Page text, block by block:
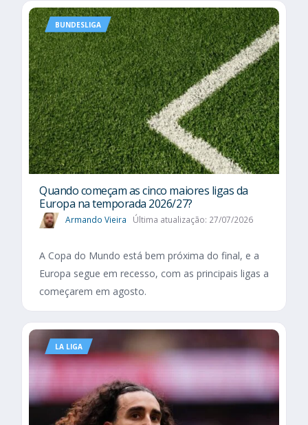
BUNDESLIGA
Quando começam as cinco maiores ligas da
Europa na temporada 2026/27?
Armando Vieira Última atualização: 27/07/2026
A Copa do Mundo está bem próxima do final, e a
Europa segue em recesso, com as principais ligas a
começarem em agosto.
LA LIGA